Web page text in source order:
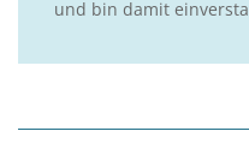
und bin damit